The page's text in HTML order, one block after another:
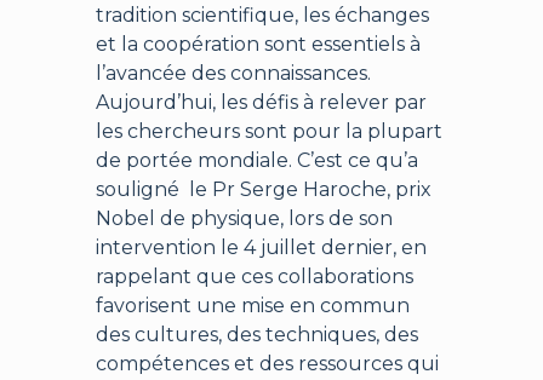
tradition scientifique, les échanges
et la coopération sont essentiels à
l’avancée des connaissances.
Aujourd’hui, les défis à relever par
les chercheurs sont pour la plupart
de portée mondiale. C’est ce qu’a
souligné le Pr Serge Haroche, prix
Nobel de physique, lors de son
intervention le 4 juillet dernier, en
rappelant que ces collaborations
favorisent une mise en commun
des cultures, des techniques, des
compétences et des ressources qui